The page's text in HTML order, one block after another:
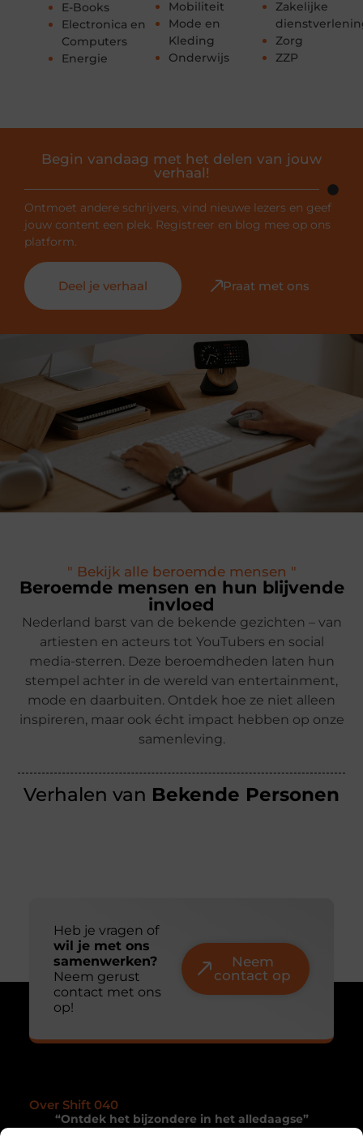
E-Books
Electronica en
Computers
Energie
Mobiliteit
Mode en
Kleding
Onderwijs
Zakelijke
Zorg
ZZP
Begin vandaag met het delen van jouw
verhaal!
Ontmoet andere schrijvers, vind nieuwe lezers en geef
jouw content een plek. Registreer en blog mee op ons
platform.
Deel je verhaal Praat met ons
" Bekijk alle beroemde mensen "
Beroemde mensen en hun blijvende
invloed
Nederland barst van de bekende gezichten – van
artiesten en acteurs tot YouTubers en social
media-sterren. Deze beroemdheden laten hun
stempel achter in de wereld van entertainment,
mode en daarbuiten. Ontdek hoe ze niet alleen
inspireren, maar ook écht impact hebben op onze
samenleving.
Verhalen van Bekende Personen
Heb je vragen of
wil je met ons
samenwerken?
Neem gerust
contact met ons
op!
Neem
contact op
Over Shift 040
“Ontdek het bijzondere in het alledaagse”